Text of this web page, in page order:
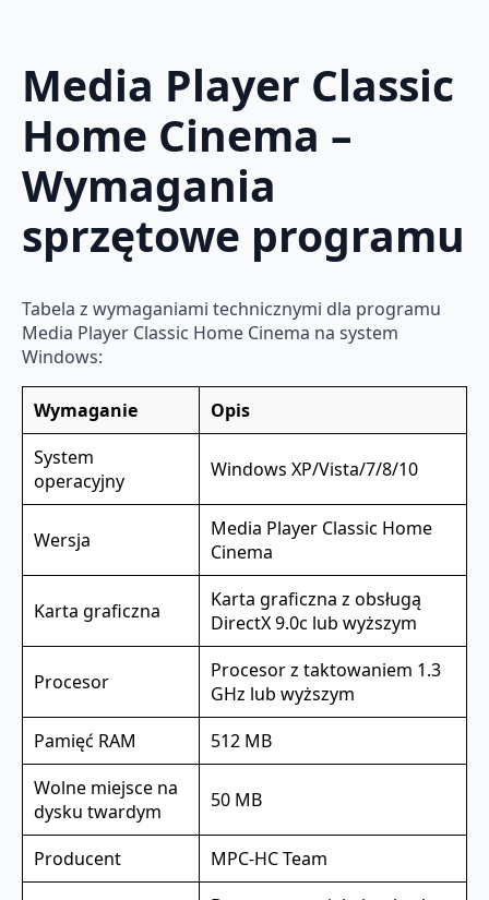
Media Player Classic
Home Cinema –
Wymagania
sprzętowe programu
Tabela z wymaganiami technicznymi dla programu
Media Player Classic Home Cinema na system
Windows:
Wymaganie
Opis
System
operacyjny
Windows XP/Vista/7/8/10
Wersja
Media Player Classic Home
Cinema
Karta graficzna
Karta graficzna z obsługą
DirectX 9.0c lub wyższym
Procesor
Procesor z taktowaniem 1.3
GHz lub wyższym
Pamięć RAM
512 MB
Wolne miejsce na
dysku twardym
50 MB
Producent
MPC-HC Team